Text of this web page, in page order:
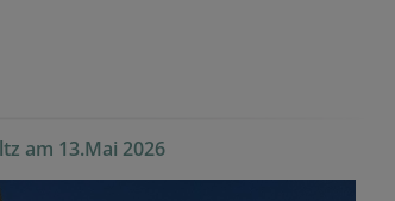
am 13.Mai 2026